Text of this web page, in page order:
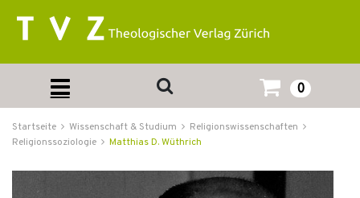
0
Startseite Wissenschaft & Studium
Religionswissenschaften
Religionssoziologie
Matthias D. Wüthrich